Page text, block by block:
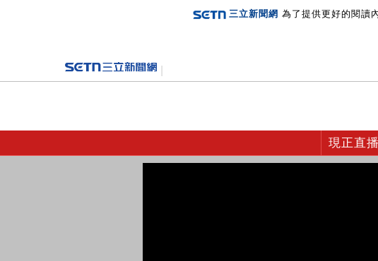
三立新聞網 為了提供更好的閱讀
現正直播